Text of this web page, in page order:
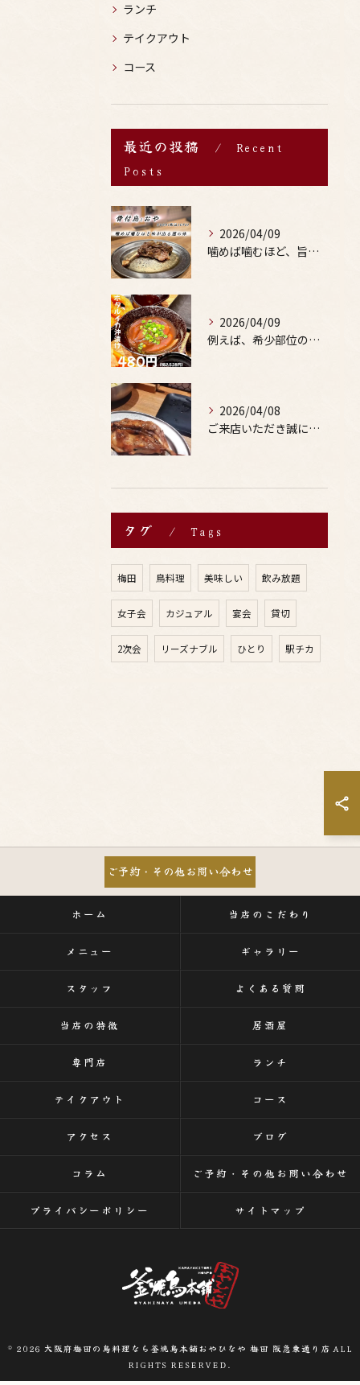
ランチ
テイクアウト
コース
最近の投稿
Recent
Posts
2026/04/09
噛めば噛むほど、旨みがあふれる。
2026/04/09
例えば、希少部位の串を試したり、季節限定の地酒を味わったりす...
2026/04/08
ご来店いただき誠にありがとうございます。
タグ Tags
梅田 鳥料理 美味しい 飲み放題
女子会 カジュアル 宴会 貸切
2次会 リーズナブル ひとり 駅チカ
ご予約・その他お問い合わせ
ホーム 当店のこだわり
メニュー ギャラリー
スタッフ よくある質問
当店の特徴 居酒屋
専門店 ランチ
テイクアウト コース
アクセス ブログ
コラム ご予約・その他お問い合わせ
プライバシーポリシー サイトマップ
© 2026 大阪府梅田の鳥料理なら釜焼鳥本舗おやひなや 梅田 阪急東通り店 ALL
RIGHTS RESERVED.